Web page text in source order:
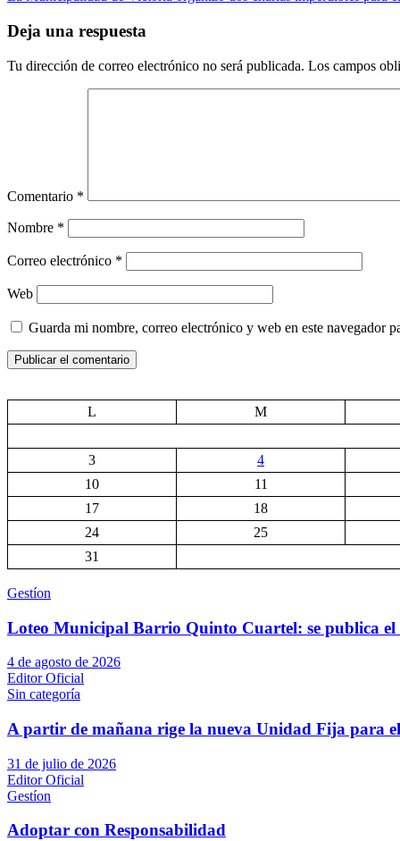
de
entradas
Deja una respuesta
Tu dirección de correo electrónico no será publicada. Los campos
Comentario *
Nombre *
Correo electrónico *
Web
Guarda mi nombre, correo electrónico y web en este navegador
L
M
3
4
10
11
17
18
24
25
31
Gestíon
Loteo Municipal Barrio Quinto Cuartel: se publica el
4 de agosto de 2026
Editor Oficial
Sin categoría
A partir de mañana rige la nueva Unidad Fija para
31 de julio de 2026
Editor Oficial
Gestíon
Adoptar con Responsabilidad